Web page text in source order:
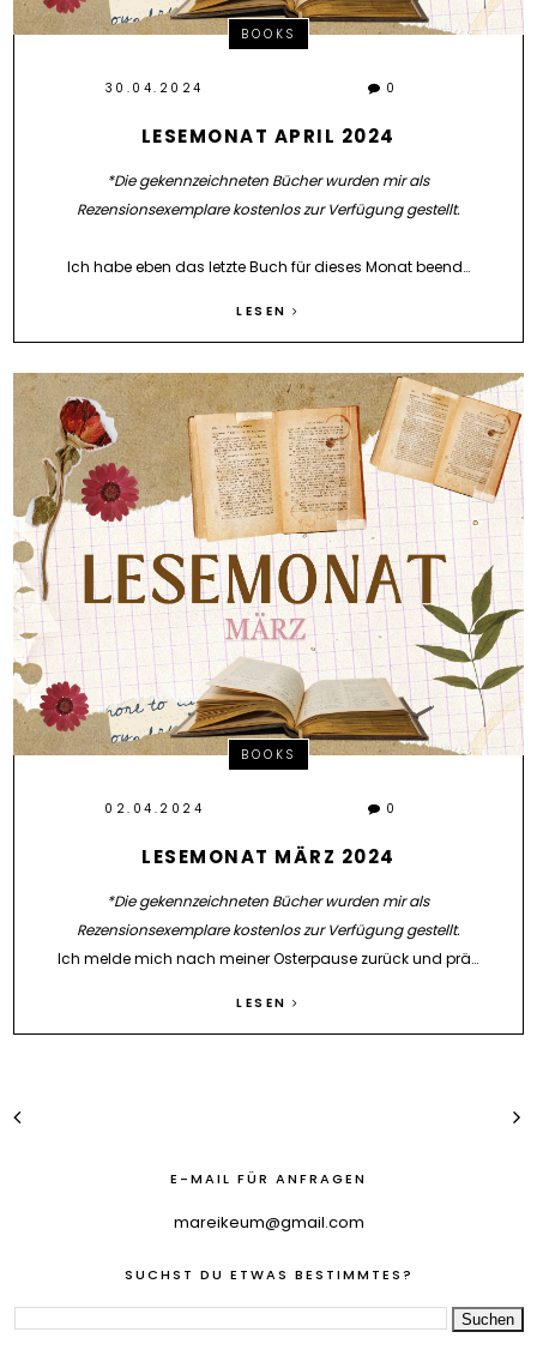
BOOKS
30.04.2024 0
LESEMONAT APRIL 2024
*Die gekennzeichneten Bücher wurden mir als
Rezensionsexemplare kostenlos zur Verfügung gestellt.
Ich habe eben das letzte Buch für dieses Monat beend…
LESEN
BOOKS
02.04.2024 0
LESEMONAT MÄRZ 2024
*Die gekennzeichneten Bücher wurden mir als
Rezensionsexemplare kostenlos zur Verfügung gestellt.
Ich melde mich nach meiner Osterpause zurück und prä…
LESEN
E-MAIL FÜR ANFRAGEN
mareikeum@gmail.com
SUCHST DU ETWAS BESTIMMTES?